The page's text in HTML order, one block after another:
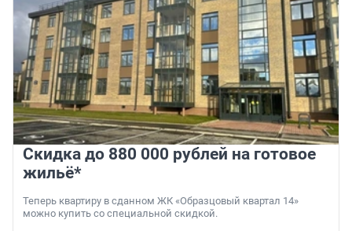
Скидка до 880 000 рублей на готовое
жильё*
Теперь квартиру в сданном ЖК «Образцовый квартал 14»
можно купить со специальной скидкой.